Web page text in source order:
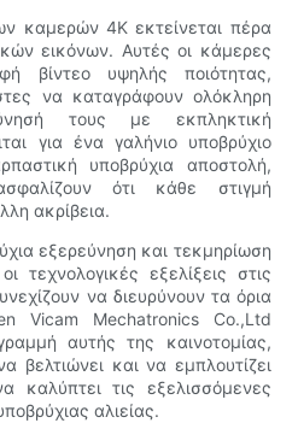
καμερών 4K εκτείνεται πέρα
εικόνων. Αυτές οι κάμερες
βίντεο υψηλής ποιότητας,
να καταγράφουν ολόκληρη
τους με εκπληκτική
για ένα γαλήνιο υποβρύχιο
υποβρύχια αποστολή,
ότι κάθε στιγμή
ακρίβεια.
εξερεύνηση και τεκμηρίωση
τεχνολογικές εξελίξεις στις
να διευρύνουν τα όρια
Vicam Mechatronics Co.,Ltd
αυτής της καινοτομίας,
και να εμπλουτίζει
καλύπτει τις εξελισσόμενες
αλιείας.